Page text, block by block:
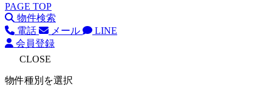
PAGE TOP
物件検索
電話
メール
LINE
会員登録
CLOSE
物件種別を選択